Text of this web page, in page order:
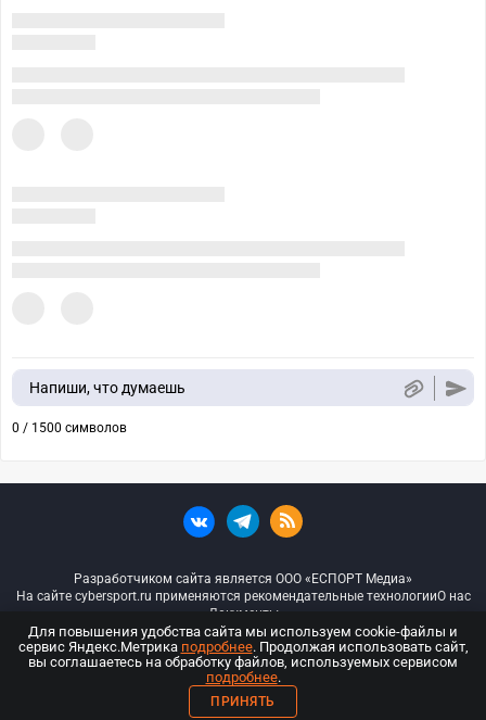
Напиши, что думаешь
0 / 1500 символов
Разработчиком сайта является ООО «ЕСПОРТ Медиа»
На сайте cybersport.ru применяются рекомендательные технологииО нас
Документы
© ООО «Киберспорт.ру» — Все права защищены
18+
Для повышения удобства сайта мы используем cookie-файлы и
сервис Яндекс.Метрика подробнее. Продолжая использовать сайт,
вы соглашаетесь на обработку файлов, используемых сервисом
подробнее.
ПРИНЯТЬ